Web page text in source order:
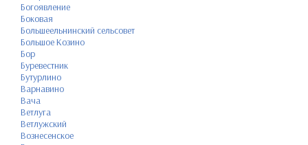
Богоявление
Боковая
Большеельнинский сельсовет
Большое Козино
Бор
Буревестник
Бутурлино
Варнавино
Вача
Ветлуга
Ветлужский
Вознесенское